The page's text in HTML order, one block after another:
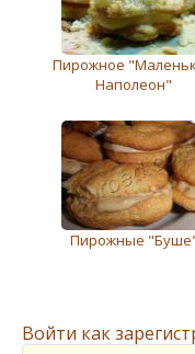
Пирожное
Наполеон"
Пирожные
Войти как